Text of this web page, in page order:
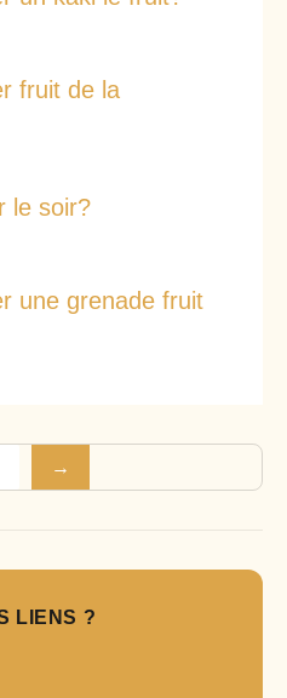
fruit de la
le soir?
une grenade fruit
→
LIENS ?